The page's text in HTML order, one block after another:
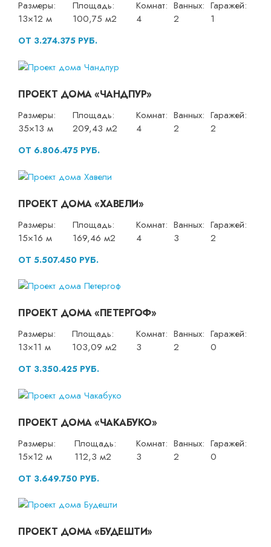
Размеры:
13×12 м
Площадь:
100,75 м2
Комнат:
4
Ванных:
2
Гаражей:
1
ОТ 3.274.375 РУБ.
ПРОЕКТ ДОМА «ЧАНДПУР»
Размеры:
35×13 м
Площадь:
209,43 м2
Комнат:
4
Ванных:
2
Гаражей:
2
ОТ 6.806.475 РУБ.
ПРОЕКТ ДОМА «ХАВЕЛИ»
Размеры:
15×16 м
Площадь:
169,46 м2
Комнат:
4
Ванных:
3
Гаражей:
2
ОТ 5.507.450 РУБ.
ПРОЕКТ ДОМА «ПЕТЕРГОФ»
Размеры:
13×11 м
Площадь:
103,09 м2
Комнат:
3
Ванных:
2
Гаражей:
0
ОТ 3.350.425 РУБ.
ПРОЕКТ ДОМА «ЧАКАБУКО»
Размеры:
15×12 м
Площадь:
112,3 м2
Комнат:
3
Ванных:
2
Гаражей:
0
ОТ 3.649.750 РУБ.
ПРОЕКТ ДОМА «БУДЕШТИ»